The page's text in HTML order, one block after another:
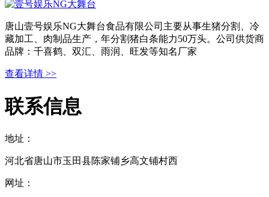
唐山壹号娱乐NG大舞台食品有限公司主要从事生猪分割、冷
藏加工、肉制品生产，年分割猪白条能力50万头。公司供货商
品牌：千喜鹤、双汇、雨润、旺发等知名厂家
查看详情 >>
联系信息
地址：
河北省唐山市玉田县陈家铺乡高文铺村西
网址：